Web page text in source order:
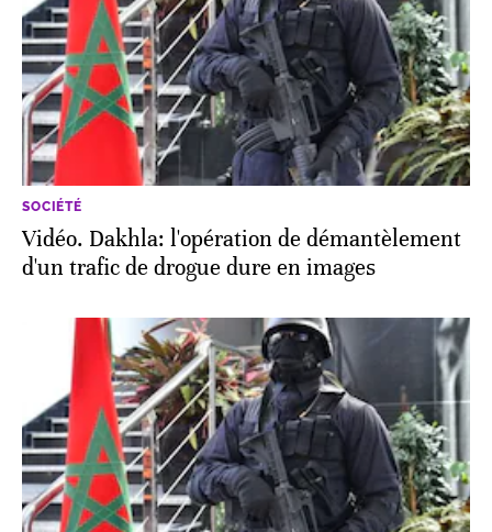
SOCIÉTÉ
Vidéo. Dakhla: l'opération de démantèlement
d'un trafic de drogue dure en images